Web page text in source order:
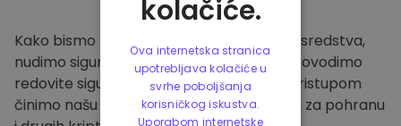
Kako bismo zaštitili naše klijente i njihova sredstva,
nudimo sigurnu izvanmrežnu pohranu i provodimo
redovite sigurnosne provjere. Ovakvim pristupom
činimo našu platformu sigurnim mjestom za pohranu
kolačiće.
Ova internetska stranica
upotrebljava kolačiće u
svrhe poboljšanja
korisničkog iskustva.
Uporabom internetske